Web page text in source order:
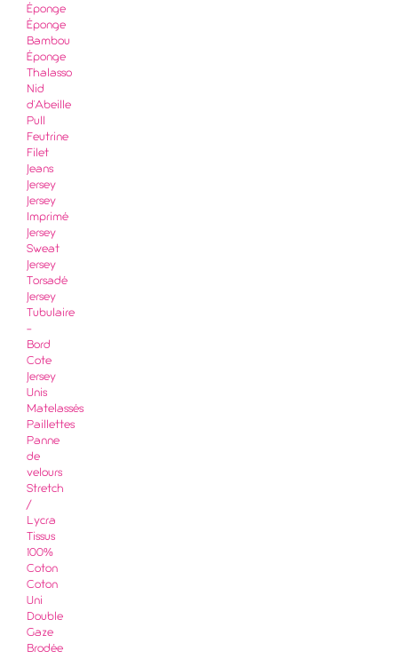
Éponge
Éponge
Bambou
Éponge
Thalasso
Nid
d'Abeille
Pull
Feutrine
Filet
Jeans
Jersey
Jersey
Imprimé
Jersey
Sweat
Jersey
Torsadé
Jersey
Tubulaire
-
Bord
Cote
Jersey
Unis
Matelassés
Paillettes
Panne
de
velours
Stretch
/
Lycra
Tissus
100%
Coton
Coton
Uni
Double
Gaze
Brodée